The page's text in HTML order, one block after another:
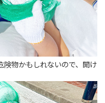
険物かもしれないので、開け